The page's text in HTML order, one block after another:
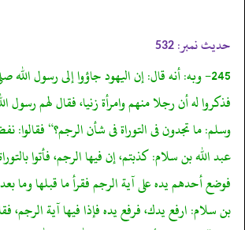
حدیث نمبر: 532
245- وبه: أنه قال: إن اليهود جاؤوا إلى رسول الله
فذكروا له أن رجلا منهم وامرأة زنيا، فقال لهم رسول
وسلم: ما تجدون فى التوراة فى شأن الرجم؟“ فقالوا:
عبد الله بن سلام: كذبتم، إن فيها الرجم، فأتوا
فوضع أحدهم يده على آية الرجم فقرأ ما قبلها وما
بن سلام: ارفع يدك، فرفع يده فإذا فيها آية الرجم،